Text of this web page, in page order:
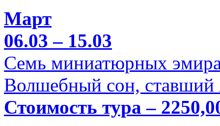
Март
06.03 – 15.03
Семь миниатюрных
Волшебный сон, ставший
Стоимость тура –